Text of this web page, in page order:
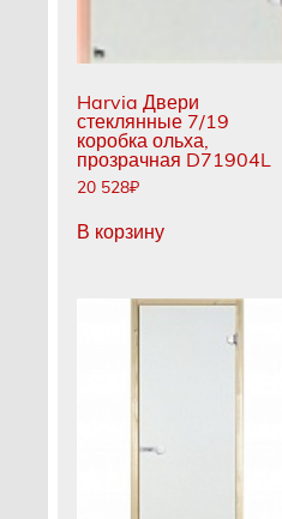
Harvia Двери
стеклянные 7/19
коробка ольха,
прозрачная D71904L
20 528₽
В корзину